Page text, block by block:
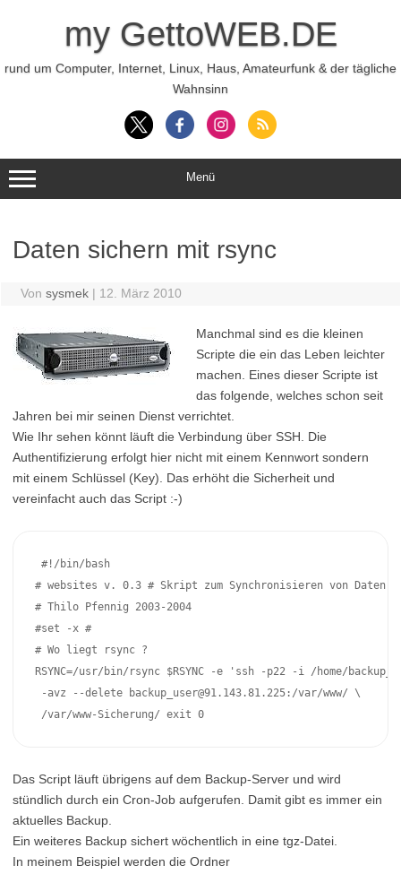
my GettoWEB.DE
rund um Computer, Internet, Linux, Haus, Amateurfunk & der tägliche
Wahnsinn
Menü
Daten sichern mit rsync
Von sysmek | 12. März 2010
Manchmal sind es die kleinen
Scripte die ein das Leben leichter
machen. Eines dieser Scripte ist
das folgende, welches schon seit
Jahren bei mir seinen Dienst verrichtet.
Wie Ihr sehen könnt läuft die Verbindung über SSH. Die
Authentifizierung erfolgt hier nicht mit einem Kennwort sondern
mit einem Schlüssel (Key). Das erhöht die Sicherheit und
vereinfacht auch das Script :-)
#!/bin/bash
# websites v. 0.3 # Skript zum Synchronisieren von Daten
# Thilo Pfennig 2003-2004
#set -x #
# Wo liegt rsync ?
RSYNC=/usr/bin/rsync $RSYNC -e 'ssh -p22 -i /home/
-avz --delete backup_user@91.143.81.225:/var/www/ \
/var/www-Sicherung/ exit 0
Das Script läuft übrigens auf dem Backup-Server und wird
stündlich durch ein Cron-Job aufgerufen. Damit gibt es immer ein
aktuelles Backup.
Ein weiteres Backup sichert wöchentlich in eine tgz-Datei.
In meinem Beispiel werden die Ordner